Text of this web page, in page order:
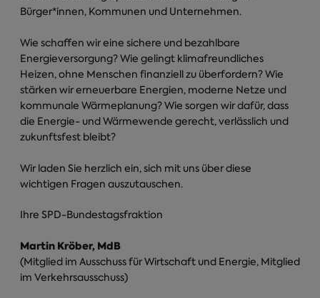
Bürger*innen, Kommunen und Unternehmen.
Wie schaffen wir eine sichere und bezahlbare
Energieversorgung? Wie gelingt klimafreundliches
Heizen, ohne Menschen finanziell zu überfordern? Wie
stärken wir erneuerbare Energien, moderne Netze und
kommunale Wärmeplanung? Wie sorgen wir dafür, dass
die Energie- und Wärmewende gerecht, verlässlich und
zukunftsfest bleibt?
Wir laden Sie herzlich ein, sich mit uns über diese
wichtigen Fragen auszutauschen.
Ihre SPD-Bundestagsfraktion
Martin Kröber, MdB
(Mitglied im Ausschuss für Wirtschaft und Energie, Mitglied
im Verkehrsausschuss)